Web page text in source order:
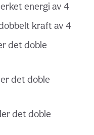
energi av 4
kraft av 4
det doble
det doble
det doble